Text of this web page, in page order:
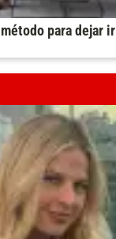
para dejar